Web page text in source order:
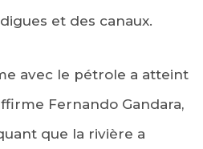
et des canaux.
avec le pétrole a atteint
Fernando Gandara,
que la rivière a